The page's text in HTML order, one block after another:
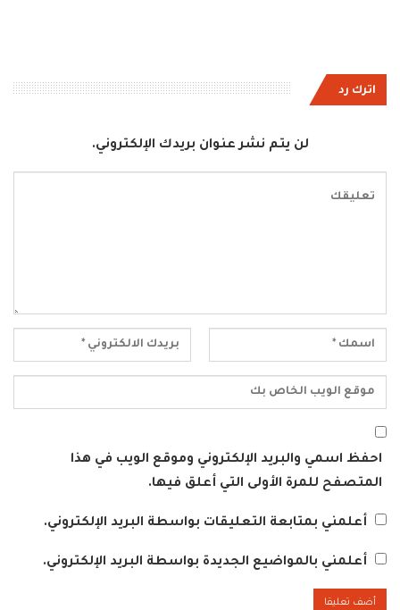
اترك رد
لن يتم نشر عنوان بريدك الإلكتروني.
احفظ اسمي والبريد الإلكتروني وموقع الويب في هذا
المتصفح للمرة الأولى التي أعلق فيها.
أعلمني بمتابعة التعليقات بواسطة البريد الإلكتروني.
أعلمني بالمواضيع الجديدة بواسطة البريد الإلكتروني.